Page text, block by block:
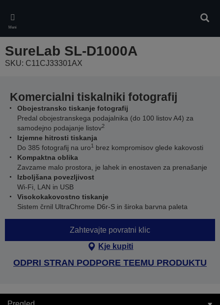
main
content
Meni
SureLab SL-D1000A
SKU: C11CJ33301AX
Komercialni tiskalniki fotografij
Obojestransko tiskanje fotografij
Predal obojestranskega podajalnika (do 100 listov A4) za
samodejno podajanje listov2
Izjemne hitrosti tiskanja
Do 385 fotografij na uro1 brez kompromisov glede kakovosti
Kompaktna oblika
Zavzame malo prostora, je lahek in enostaven za prenašanje
Izboljšana povezljivost
Wi-Fi, LAN in USB
Visokokakovostno tiskanje
Sistem črnil UltraChrome D6r-S in široka barvna paleta
Zahtevajte povratni klic
Kje kupiti
ODPRI STRAN PODPORE TEEMU PRODUKTU